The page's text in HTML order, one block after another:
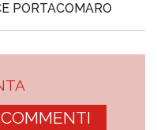
PORTACOMARO